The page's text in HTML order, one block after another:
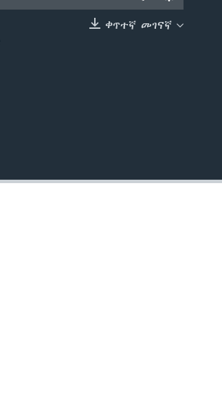
ቀጥተኛ መገናኛ